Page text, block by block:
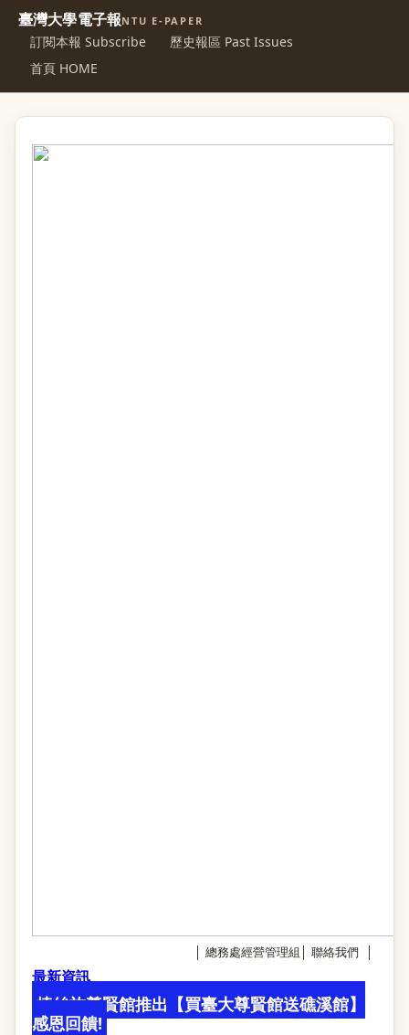
臺灣大學電子報NTU E-PAPER
訂閱本報 Subscribe
歷史報區 Past Issues
首頁 HOME
總務處經營管理組 聯絡我們
最新資訊
捷絲旅尊賢館推出【買臺大尊賢館送礁溪館】
感恩回饋!